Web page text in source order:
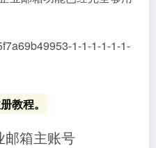
教程。
邮箱主账号